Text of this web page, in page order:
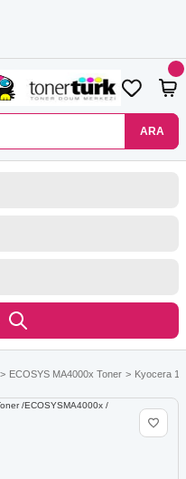
ARA
ECOSYS MA4000x Toner Kyocera